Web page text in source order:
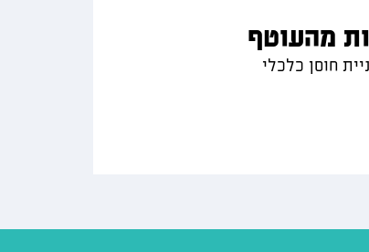
מהעוטף
חוסן כלכלי